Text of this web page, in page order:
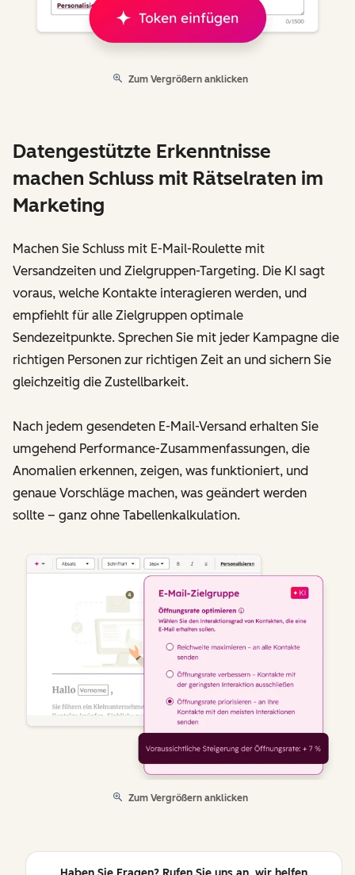
Zum Vergrößern anklicken
Datengestützte Erkenntnisse
machen Schluss mit Rätselraten im
Marketing
Machen Sie Schluss mit E-Mail-Roulette mit
Versandzeiten und Zielgruppen-Targeting. Die KI sagt
voraus, welche Kontakte interagieren werden, und
empfiehlt für alle Zielgruppen optimale
Sendezeitpunkte. Sprechen Sie mit jeder Kampagne die
richtigen Personen zur richtigen Zeit an und sichern Sie
gleichzeitig die Zustellbarkeit.
Nach jedem gesendeten E-Mail-Versand erhalten Sie
umgehend Performance-Zusammenfassungen, die
Anomalien erkennen, zeigen, was funktioniert, und
genaue Vorschläge machen, was geändert werden
sollte – ganz ohne Tabellenkalkulation.
Zum Vergrößern anklicken